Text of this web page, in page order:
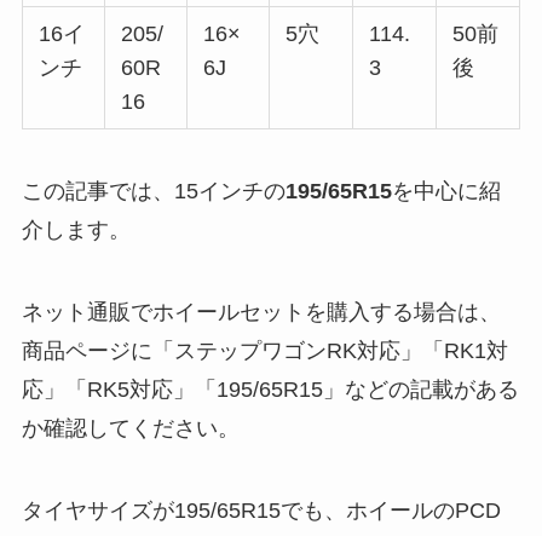
16イ
ンチ
205/
60R
16
16×
6J
5穴
114.
3
50前
後
この記事では、15インチの195/65R15を中心に紹
介します。
ネット通販でホイールセットを購入する場合は、
商品ページに「ステップワゴンRK対応」「RK1対
応」「RK5対応」「195/65R15」などの記載がある
か確認してください。
タイヤサイズが195/65R15でも、ホイールのPCD